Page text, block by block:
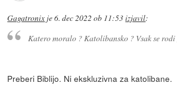
Gagatronix je6. dec 2022 ob 11:53izjavil:
Katero moralo ? Katolibansko ? Vsak se
Preberi Biblijo. Ni ekskluzivna za katolibane.